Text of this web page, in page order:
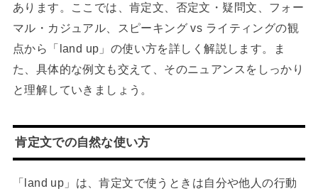
あります。ここでは、肯定文、否定文・疑問文、フォー
マル・カジュアル、スピーキング vs ライティングの観
点から「land up」の使い方を詳しく解説します。ま
た、具体的な例文も交えて、そのニュアンスをしっかり
と理解していきましょう。
肯定文での自然な使い方
「land up」は、肯定文で使うときは自分や他人の行動